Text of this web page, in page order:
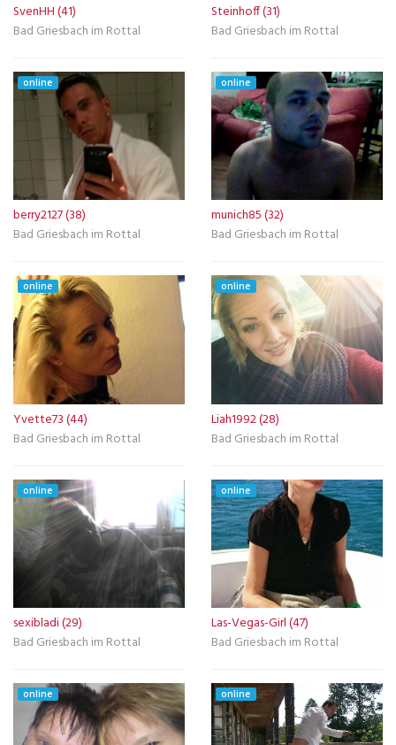
SvenHH (41)
Bad Griesbach im Rottal
Steinhoff (31)
Bad Griesbach im Rottal
online
berry2127 (38)
Bad Griesbach im Rottal
online
munich85 (32)
Bad Griesbach im Rottal
online
Yvette73 (44)
Bad Griesbach im Rottal
online
Liah1992 (28)
Bad Griesbach im Rottal
online
sexibladi (29)
Bad Griesbach im Rottal
online
Las-Vegas-Girl (47)
Bad Griesbach im Rottal
online online